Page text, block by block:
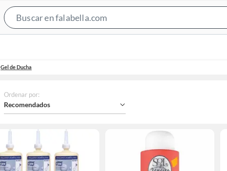
Bar
Gel de Ducha
Ordenar por:
Recomendados